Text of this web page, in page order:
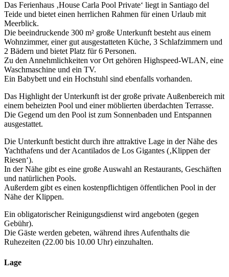
Das Ferienhaus ‚House Carla Pool Private‘ liegt in Santiago del
Teide und bietet einen herrlichen Rahmen für einen Urlaub mit
Meerblick.
Die beeindruckende 300 m² große Unterkunft besteht aus einem
Wohnzimmer, einer gut ausgestatteten Küche, 3 Schlafzimmern und
2 Bädern und bietet Platz für 6 Personen.
Zu den Annehmlichkeiten vor Ort gehören Highspeed-WLAN, eine
Waschmaschine und ein TV.
Ein Babybett und ein Hochstuhl sind ebenfalls vorhanden.
Das Highlight der Unterkunft ist der große private Außenbereich mit
einem beheizten Pool und einer möblierten überdachten Terrasse.
Die Gegend um den Pool ist zum Sonnenbaden und Entspannen
ausgestattet.
Die Unterkunft besticht durch ihre attraktive Lage in der Nähe des
Yachthafens und der Acantilados de Los Gigantes (‚Klippen der
Riesen‘).
In der Nähe gibt es eine große Auswahl an Restaurants, Geschäften
und natürlichen Pools.
Außerdem gibt es einen kostenpflichtigen öffentlichen Pool in der
Nähe der Klippen.
Ein obligatorischer Reinigungsdienst wird angeboten (gegen
Gebühr).
Die Gäste werden gebeten, während ihres Aufenthalts die
Ruhezeiten (22.00 bis 10.00 Uhr) einzuhalten.
Lage